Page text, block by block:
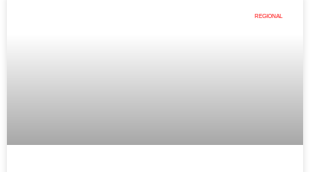
REGIONAL